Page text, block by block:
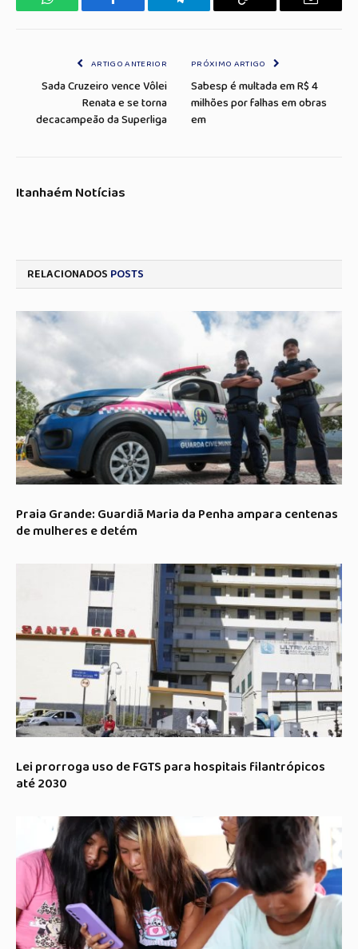
WhatsApp Facebook Telegrama Copiar
E-
ARTIGO ANTERIOR
Sada Cruzeiro vence Vôlei
Renata e se torna
decacampeão da Superliga
PRÓXIMO ARTIGO
Sabesp é multada em R$ 4
milhões por falhas em obras
em
Itanhaém Notícias
RELACIONADOS POSTS
Praia Grande: Guardiã Maria da Penha ampara centenas
de mulheres e detém
Lei prorroga uso de FGTS para hospitais filantrópicos
até 2030